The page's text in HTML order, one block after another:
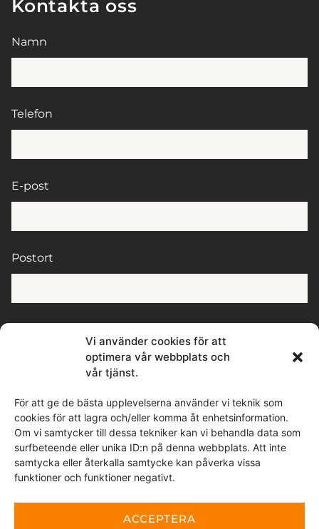
Vi använder cookies för att
optimera vår webbplats och
vår tjänst.
För att ge de bästa upplevelserna använder vi teknik som
cookies för att lagra och/eller komma åt enhetsinformation.
Om vi samtycker till dessa tekniker kan vi behandla data som
surfbeteende eller unika ID:n på denna webbplats. Att inte
samtycka eller återkalla samtycke kan påverka vissa
funktioner och funktioner negativt.
ACCEPTERA
Kontakta oss
Namn
Telefon
E-post
Postort
Genom att skicka detta meddelande samtycker du till
att vi tar del av de personuppgifter du valt att delge.